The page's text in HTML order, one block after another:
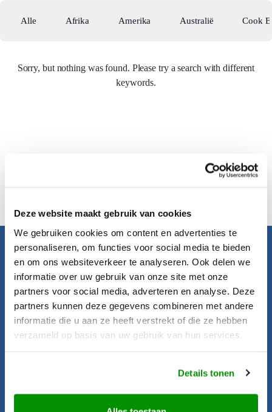
Deze website maakt gebruik van cookies
We gebruiken cookies om content en advertenties te
personaliseren, om functies voor social media te bieden
en om ons websiteverkeer te analyseren. Ook delen we
informatie over uw gebruik van onze site met onze
partners voor social media, adverteren en analyse. Deze
partners kunnen deze gegevens combineren met andere
informatie die u aan ze heeft verstrekt of die ze hebben
verzameld op basis van uw gebruik van hun services.
Details tonen
Alle Afrika Amerika Australië Cook
Sorry, but nothing was found. Please try a search with different
keywords.
Pacific Island Travel
Startpagina
Aanbiedingen
Bestemmingen
Brochures